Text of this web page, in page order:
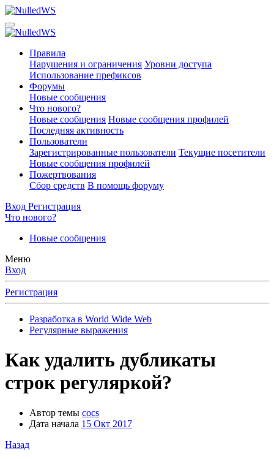
Правила
Нарушения и ограничения Уровни доступа
Использование префиксов
Форумы
Новые сообщения
Что нового?
Новые сообщения Новые сообщения профилей
Последняя активность
Пользователи
Зарегистрированные пользователи Текущие посетители
Новые сообщения профилей
Пожертвования
Сбор средств В помощь форуму
Вход Регистрация
Что нового?
Новые сообщения
Меню
Вход
Регистрация
Разработка в World Wide Web
Регулярные выражения
Как удалить дубликаты
строк регуляркой?
Автор темы cocs
Дата начала 15 Окт 2017
Назад